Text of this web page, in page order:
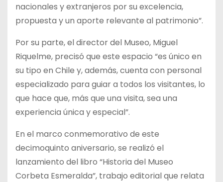
nacionales y extranjeros por su excelencia,
propuesta y un aporte relevante al patrimonio”.
Por su parte, el director del Museo, Miguel
Riquelme, precisó que este espacio “es único en
su tipo en Chile y, además, cuenta con personal
especializado para guiar a todos los visitantes, lo
que hace que, más que una visita, sea una
experiencia única y especial”.
En el marco conmemorativo de este
decimoquinto aniversario, se realizó el
lanzamiento del libro “Historia del Museo
Corbeta Esmeralda”, trabajo editorial que relata